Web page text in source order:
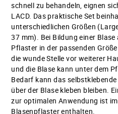
schnell zu behandeln, eignen
LACD. Das praktische Set
unterschiedlichen Größen
37 mm). Bei Bildung einer
Pflaster in der passenden
die wunde Stelle vor weiterer
und die Blase kann unter dem
Bedarf kann das
über der Blase kleben bleiben.
zur optimalen Anwendung ist
Blasenpflaster enthalten.